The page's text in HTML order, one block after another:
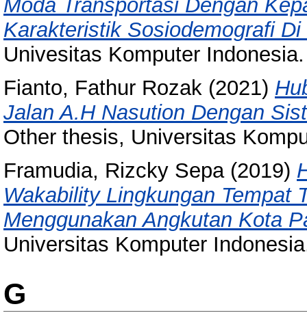
Moda Transportasi Dengan
Karakteristik Sosiodemografi
Univesitas Komputer Indonesia.
Fianto, Fathur Rozak (2021)
Jalan A.H Nasution Dengan
Other thesis, Universitas
Framudia, Rizcky Sepa(2019)
Wakability Lingkungan Tempat
Menggunakan Angkutan Kota
Universitas Komputer
G